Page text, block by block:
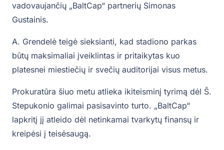
vadovaujančių „BaltCap“ partnerių Simonas
Gustainis.
A. Grendelė teigė sieksianti, kad stadiono parkas
būtų maksimaliai įveiklintas ir pritaikytas kuo
platesnei miestiečių ir svečių auditorijai visus metus.
Prokuratūra šiuo metu atlieka ikiteisminį tyrimą dėl Š.
Stepukonio galimai pasisavinto turto. „BaltCap“
lapkritį jį atleido dėl netinkamai tvarkytų finansų ir
kreipėsi į teisėsaugą.